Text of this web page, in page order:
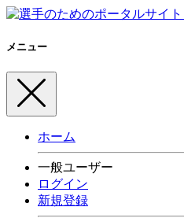
メニュー
ホーム
一般ユーザー
ログイン
新規登録